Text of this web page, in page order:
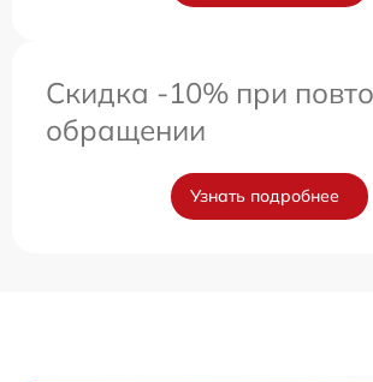
Скидка -10% при
обращении
Узнать подробнее